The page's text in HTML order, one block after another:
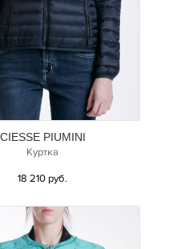
CIESSE PIUMINI
Куртка
18 210 руб.